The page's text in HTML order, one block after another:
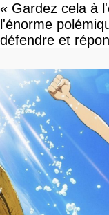
« Gardez cela à
l'énorme
défendre et